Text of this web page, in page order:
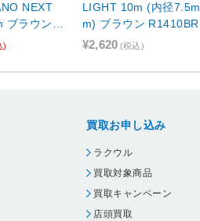
NEXT
)
LIGHT 10m (内径7.5m
m) ブラウン R1410BR
¥2,620 (税込)
買取お申し込み
ラクウル
買取対象商品
買取キャンペーン
店頭買取